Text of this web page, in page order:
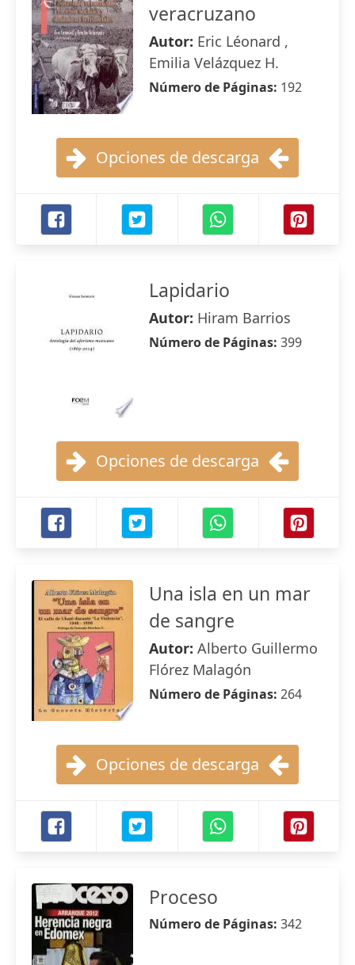
veracruzano
Autor: Eric Léonard ,
Emilia Velázquez H.
Número de Páginas: 192
Opciones de descarga
Lapidario
Autor: Hiram Barrios
Número de Páginas: 399
Opciones de descarga
Una isla en un mar
de sangre
Autor: Alberto Guillermo
Flórez Malagón
Número de Páginas: 264
Opciones de descarga
Proceso
Número de Páginas: 342